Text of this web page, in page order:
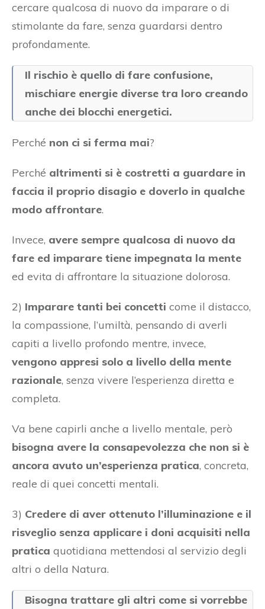
cercare qualcosa di nuovo da imparare o di
stimolante da fare, senza guardarsi dentro
profondamente.
Il rischio è quello di fare confusione,
mischiare energie diverse tra loro creando
anche dei blocchi energetici.
Perché non ci si ferma mai?
Perché altrimenti si è costretti a guardare in
faccia il proprio disagio e doverlo in qualche
modo affrontare.
Invece, avere sempre qualcosa di nuovo da
fare ed imparare tiene impegnata la mente
ed evita di affrontare la situazione dolorosa.
2) Imparare tanti bei concetti come il distacco,
la compassione, l’umiltà, pensando di averli
capiti a livello profondo mentre, invece,
vengono appresi solo a livello della mente
razionale, senza vivere l’esperienza diretta e
completa.
Va bene capirli anche a livello mentale, però
bisogna avere la consapevolezza che non si è
ancora avuto un’esperienza pratica, concreta,
reale di quei concetti mentali.
3) Credere di aver ottenuto l’illuminazione e il
risveglio senza applicare i doni acquisiti nella
pratica quotidiana mettendosi al servizio degli
altri o della Natura.
Bisogna trattare gli altri come si vorrebbe